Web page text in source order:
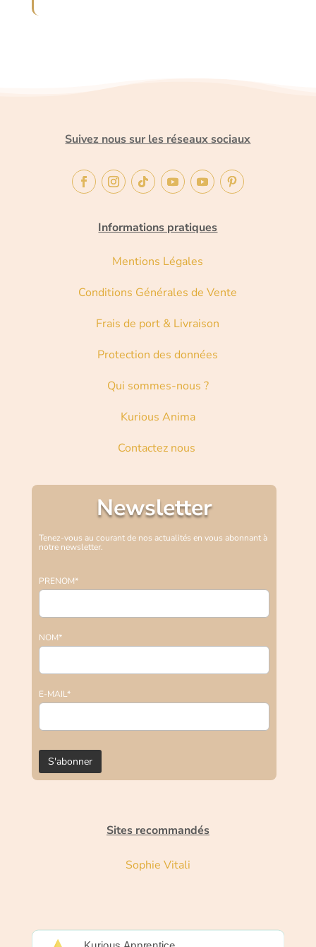
Suivez nous sur les réseaux sociaux
Informations pratiques
Mentions Légales
Conditions Générales de Vente
Frais de port & Livraison
Protection des données
Qui sommes-nous ?
Kurious Anima
Contactez nous
Newsletter
Tenez-vous au courant de nos actualités en vous abonnant à
notre newsletter.
PRENOM*
NOM*
E-MAIL*
Sites recommandés
Sophie Vitali